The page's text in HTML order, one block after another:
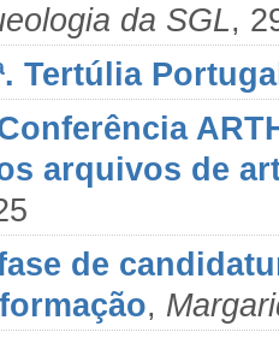
da SGL,
Tertúlia
arquivos de
de
,